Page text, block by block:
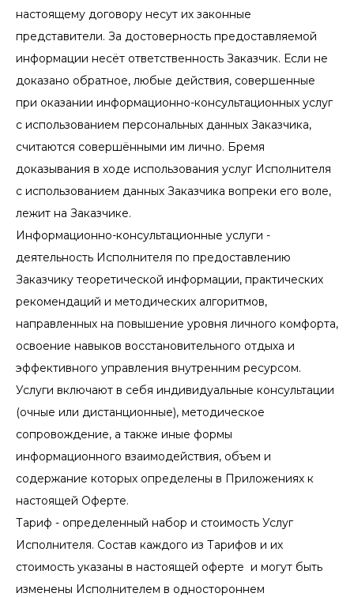
настоящему договору несут их законные
представители. За достоверность предоставляемой
информации несёт ответственность Заказчик. Если не
доказано обратное, любые действия, совершенные
при оказании информационно-консультационных услуг
с использованием персональных данных Заказчика,
считаются совершёнными им лично. Бремя
доказывания в ходе использования услуг Исполнителя
с использованием данных Заказчика вопреки его воле,
лежит на Заказчике.
Информационно-консультационные услуги -
деятельность Исполнителя по предоставлению
Заказчику теоретической информации, практических
рекомендаций и методических алгоритмов,
направленных на повышение уровня личного комфорта,
освоение навыков восстановительного отдыха и
эффективного управления внутренним ресурсом.
Услуги включают в себя индивидуальные консультации
(очные или дистанционные), методическое
сопровождение, а также иные формы
информационного взаимодействия, объем и
содержание которых определены в Приложениях к
настоящей Оферте.
Тариф - определенный набор и стоимость Услуг
Исполнителя. Состав каждого из Тарифов и их
стоимость указаны в настоящей оферте и могут быть
изменены Исполнителем в одностороннем